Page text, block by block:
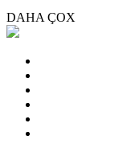
DAHA ÇOX